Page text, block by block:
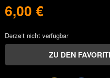
6,00 €
Derzeit nicht verfügbar